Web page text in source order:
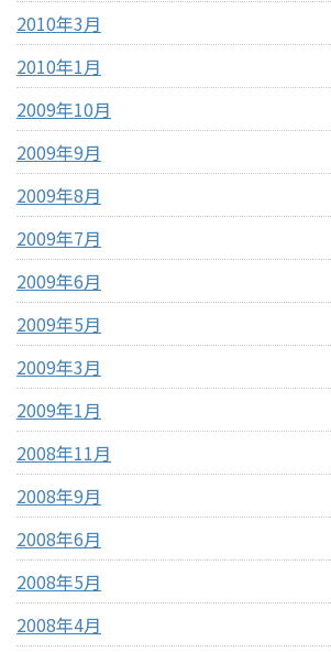
2010年3月
2010年1月
2009年10月
2009年9月
2009年8月
2009年7月
2009年6月
2009年5月
2009年3月
2009年1月
2008年11月
2008年9月
2008年6月
2008年5月
2008年4月